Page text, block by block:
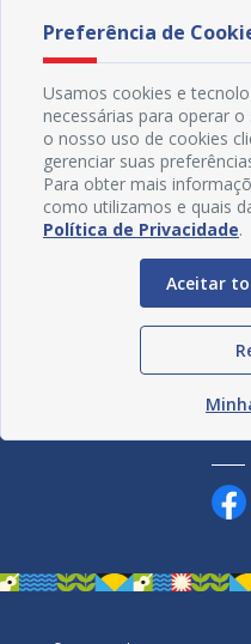
05/08/2026 15H30
Preferência de
Usamos cookies e
necessárias para operar
o nosso uso de cookies
gerenciar suas
Para obter mais
como utilizamos e quais
Política de Privacidade.
Aceitar